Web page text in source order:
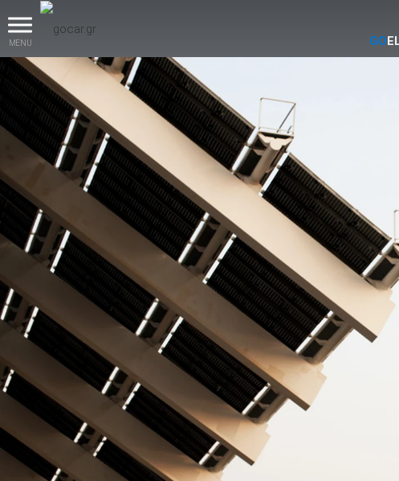
MENU GO
βρες το!
Καινούρια
ΑΝΑΖΗΤΗΣΗ
Μεταχειρισμένα